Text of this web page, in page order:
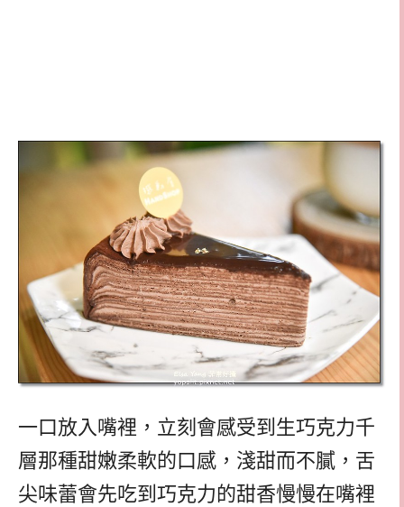
一口放入嘴裡，立刻會感受到生巧克力千
層那種甜嫩柔軟的口感，淺甜而不膩，舌
尖味蕾會先吃到巧克力的甜香慢慢在嘴裡